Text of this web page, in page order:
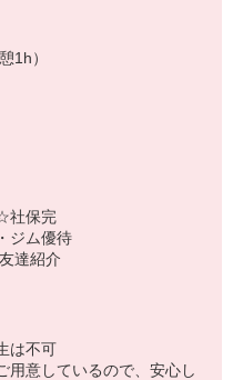
い！
1h）
社保完
ジム優待
達紹介
は不可
用意しているので、安心し